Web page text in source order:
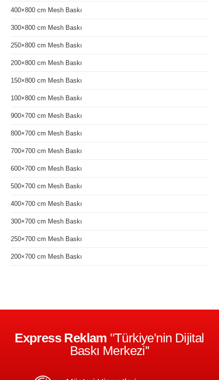
400×800 cm Mesh Baskı
300×800 cm Mesh Baskı
250×800 cm Mesh Baskı
200×800 cm Mesh Baskı
150×800 cm Mesh Baskı
100×800 cm Mesh Baskı
900×700 cm Mesh Baskı
800×700 cm Mesh Baskı
700×700 cm Mesh Baskı
600×700 cm Mesh Baskı
500×700 cm Mesh Baskı
400×700 cm Mesh Baskı
300×700 cm Mesh Baskı
250×700 cm Mesh Baskı
200×700 cm Mesh Baskı
Express Reklam ''Türkiye'nin Dijital
Baskı Merkezi''